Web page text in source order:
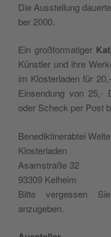
Die Ausstel­lung
ber 2000.
Ein groß­for­matiger
Kün­stler und ihre
im Kloster­laden für
Ein­sendung von 25,-
oder Scheck per Post
Benedik­tin­er­a­btei
Klosterladen
Asam­straße 32
93309 Kelheim
Bitte vergessen
anzugeben.